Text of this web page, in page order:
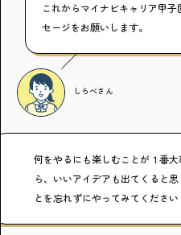
これからマイナビキャリア甲
セージをお願いします。
しらべさん
何をやるにも楽しむことが１番
ら、いいアイデアも出てくると
とを忘れずにやってみてください